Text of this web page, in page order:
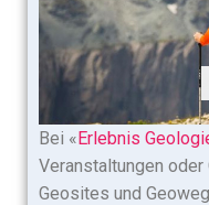
Bei «Erlebnis
Veranstaltungen
Geosites und